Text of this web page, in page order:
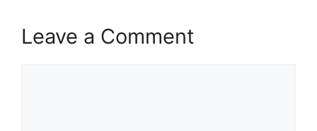
Leave a Comment